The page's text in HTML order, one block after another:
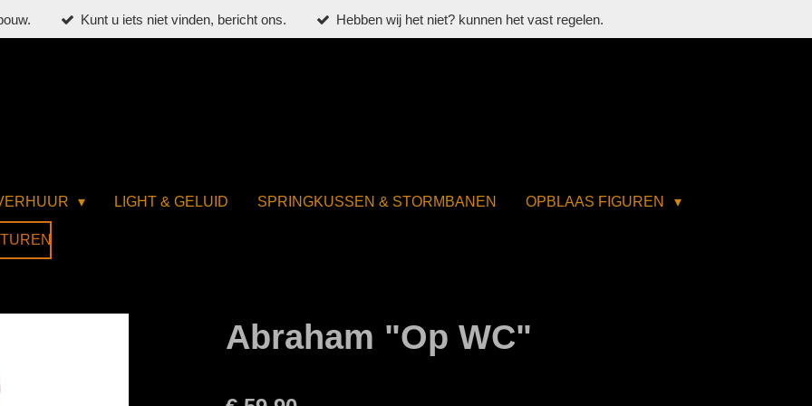
Kunt u iets niet vinden, bericht ons. Hebben wij het niet? kunnen het vast regelen.
LIGHT & GELUID SPRINGKUSSEN & STORMBANEN OPBLAAS FIGUREN
Abraham "Op WC"